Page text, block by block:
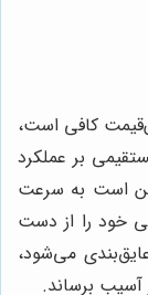
کافی است،
بر عملکرد
است به سرعت
خود را از دست
می‌شود،
آسیب برساند.